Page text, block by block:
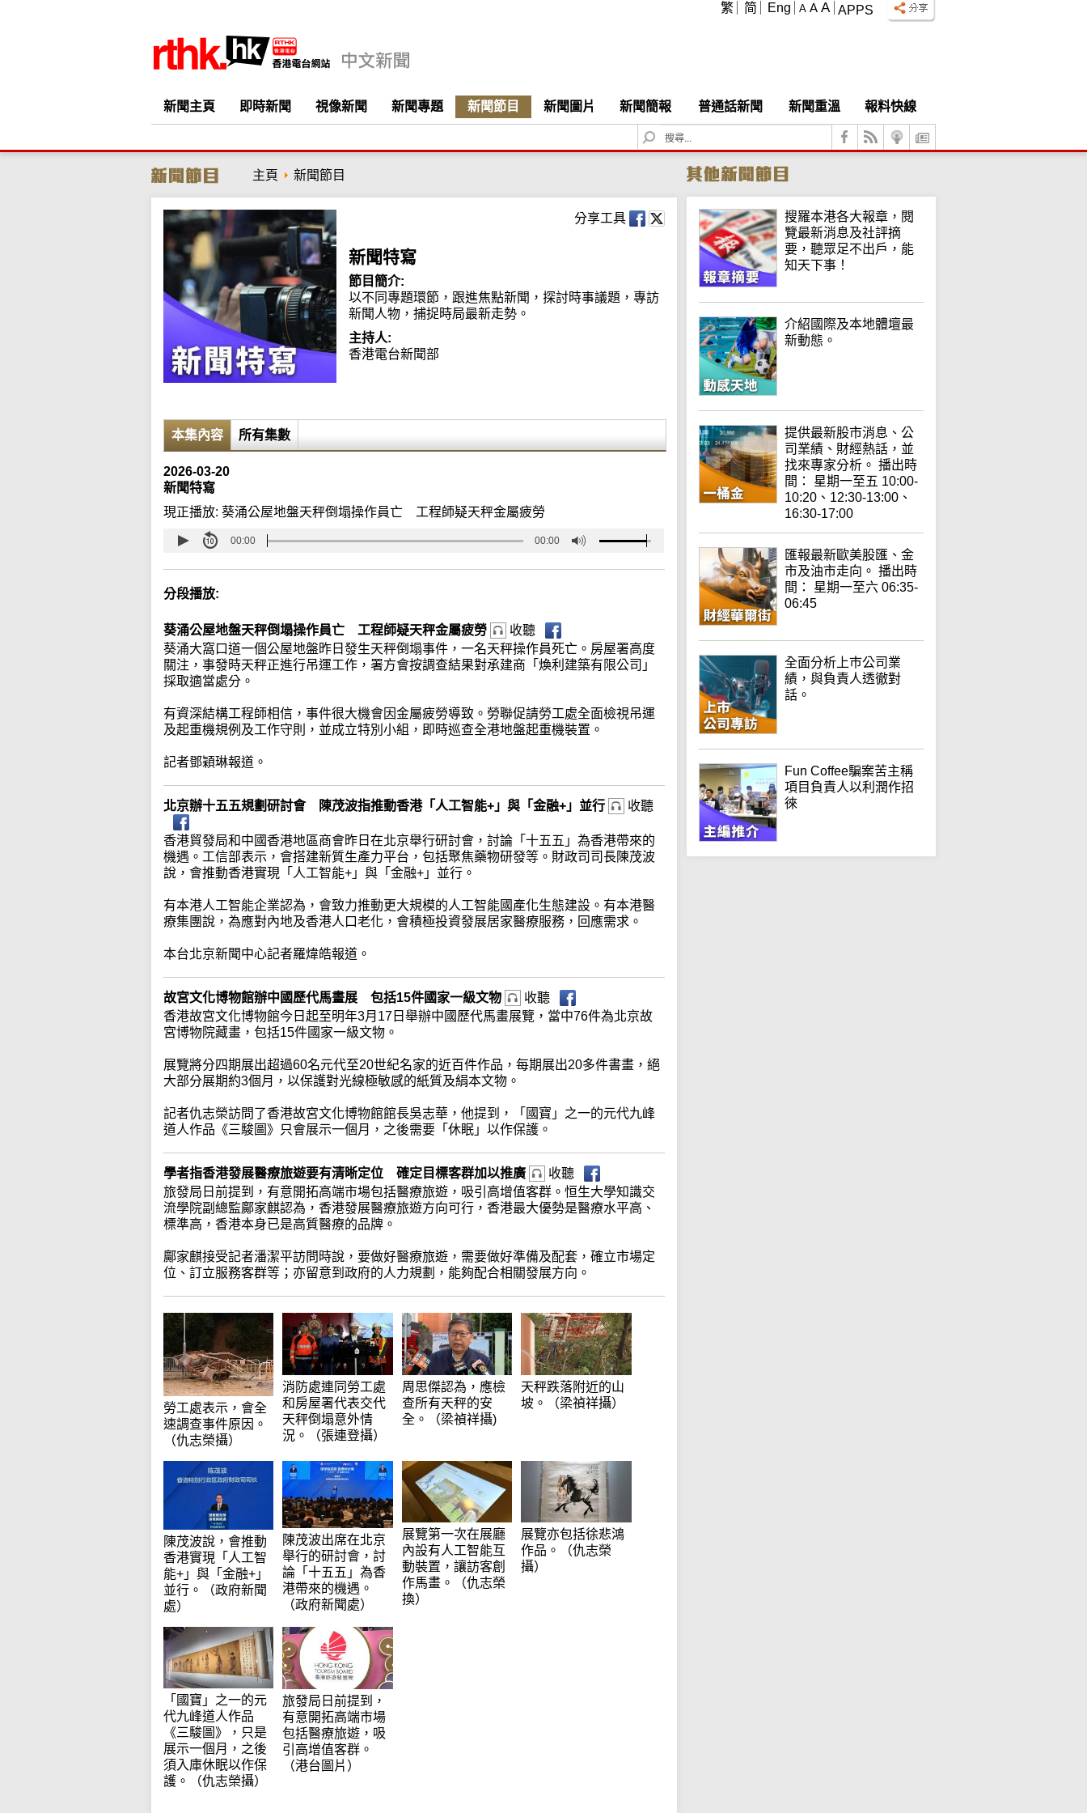
APPS
A A A
繁 简 Eng
新聞主頁 即時新聞 視像新聞 新聞專題 新聞節目 新聞圖片 新聞簡報 普通話新聞 新聞重溫
報料快線
S
e
c
h
主頁 新聞節目
分享工具
新聞特寫
節目簡介:
以不同專題環節，跟進焦點新聞，探討時事議題，專訪
新聞人物，捕捉時局最新走勢。
主持人:
香港電台新聞部
本集內容 所有集數
2026-03-20
新聞特寫
現正播放: 葵涌公屋地盤天秤倒塌操作員亡 工程師疑天秤金屬疲勞
00:00 00:00
分段播放:
葵涌公屋地盤天秤倒塌操作員亡 工程師疑天秤金屬疲勞
收聽
葵涌大窩口道一個公屋地盤昨日發生天秤倒塌事件，一名天秤操作員死亡。房屋署高度
關注，事發時天秤正進行吊運工作，署方會按調查結果對承建商「煥利建築有限公司」
採取適當處分。
有資深結構工程師相信，事件很大機會因金屬疲勞導致。勞聯促請勞工處全面檢視吊運
及起重機規例及工作守則，並成立特別小組，即時巡查全港地盤起重機裝置。
記者鄧穎琳報道。
北京辦十五五規劃研討會 陳茂波指推動香港「人工智能+」與「金融+」並行 收聽
香港貿發局和中國香港地區商會昨日在北京舉行研討會，討論「十五五」為香港帶來的
機遇。工信部表示，會搭建新質生產力平台，包括聚焦藥物研發等。財政司司長陳茂波
說，會推動香港實現「人工智能+」與「金融+」並行。
有本港人工智能企業認為，會致力推動更大規模的人工智能國產化生態建設。有本港醫
療集團說，為應對內地及香港人口老化，會積極投資發展居家醫療服務，回應需求。
本台北京新聞中心記者羅煒皓報道。
故宮文化博物館辦中國歷代馬畫展 包括15件國家一級文物
收聽
香港故宮文化博物館今日起至明年3月17日舉辦中國歷代馬畫展覽，當中76件為北京故
宮博物院藏畫，包括15件國家一級文物。
展覽將分四期展出超過60名元代至20世紀名家的近百件作品，每期展出20多件書畫，絕
大部分展期約3個月，以保護對光線極敏感的紙質及絹本文物。
記者仇志榮訪問了香港故宮文化博物館館長吳志華，他提到，「國寶」之一的元代九峰
道人作品《三駿圖》只會展示一個月，之後需要「休眠」以作保護。
學者指香港發展醫療旅遊要有清晰定位 確定目標客群加以推廣
收聽
旅發局日前提到，有意開拓高端市場包括醫療旅遊，吸引高增值客群。恒生大學知識交
流學院副總監鄺家麒認為，香港發展醫療旅遊方向可行，香港最大優勢是醫療水平高、
標準高，香港本身已是高質醫療的品牌。
鄺家麒接受記者潘潔平訪問時說，要做好醫療旅遊，需要做好準備及配套，確立市場定
位、訂立服務客群等；亦留意到政府的人力規劃，能夠配合相關發展方向。
勞工處表示，會全
速調查事件原因。
（仇志榮攝）
消防處連同勞工處
和房屋署代表交代
天秤倒塌意外情
況。（張連登攝）
周思傑認為，應檢
查所有天秤的安
全。（梁禎祥攝)
天秤跌落附近的山
坡。（梁禎祥攝）
陳茂波說，會推動
香港實現「人工智
能+」與「金融+」
並行。（政府新聞
處）
陳茂波出席在北京
舉行的研討會，討
論「十五五」為香
港帶來的機遇。
（政府新聞處）
展覽第一次在展廳
內設有人工智能互
動裝置，讓訪客創
作馬畫。（仇志榮
換）
展覽亦包括徐悲鴻
作品。（仇志榮
攝）
「國寶」之一的元
代九峰道人作品
《三駿圖》，只是
展示一個月，之後
須入庫休眠以作保
護。（仇志榮攝）
旅發局日前提到，
有意開拓高端市場
包括醫療旅遊，吸
引高增值客群。
（港台圖片）
搜羅本港各大報章，閱
覽最新消息及社評摘
要，聽眾足不出戶，能
知天下事！
介紹國際及本地體壇最
新動態。
提供最新股市消息、公
司業績、財經熱話，並
找來專家分析。 播出時
間： 星期一至五 10:00-
10:20、12:30-13:00、
16:30-17:00
匯報最新歐美股匯、金
市及油市走向。 播出時
間： 星期一至六 06:35-
06:45
全面分析上巿公司業
績，與負責人透徹對
話。
Fun Coffee騙案苦主稱
項目負責人以利潤作招
徠